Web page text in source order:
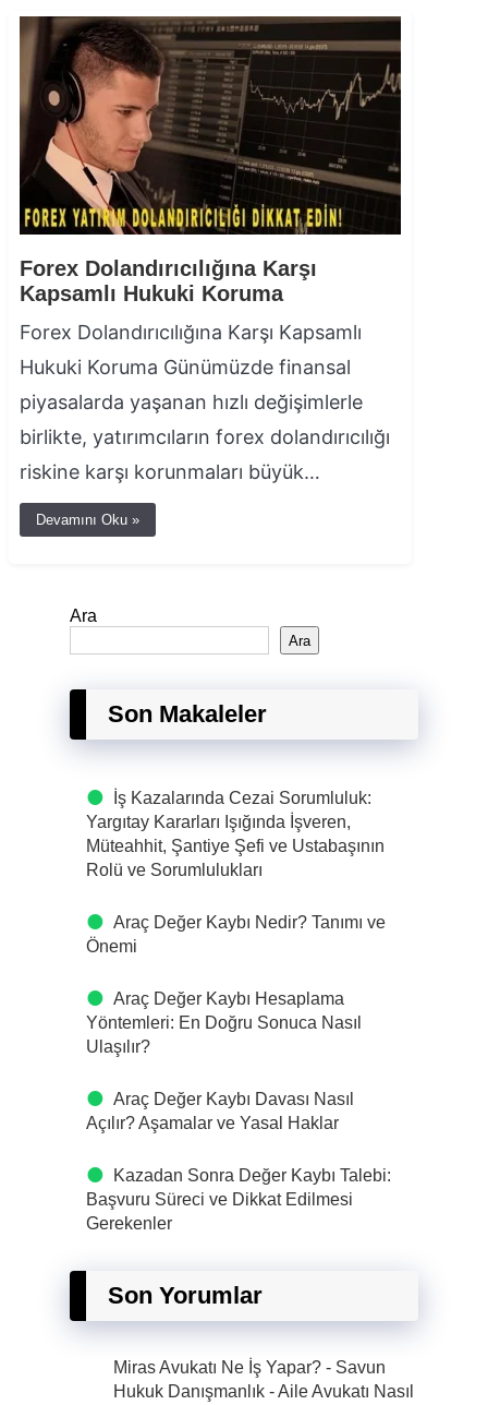
Forex Dolandırıcılığına Karşı
Kapsamlı Hukuki Koruma
Forex Dolandırıcılığına Karşı Kapsamlı
Hukuki Koruma Günümüzde finansal
piyasalarda yaşanan hızlı değişimlerle
birlikte, yatırımcıların forex dolandırıcılığı
riskine karşı korunmaları büyük…
Devamını Oku »
Ara
Ara
Son Makaleler
İş Kazalarında Cezai Sorumluluk:
Yargıtay Kararları Işığında İşveren,
Müteahhit, Şantiye Şefi ve Ustabaşının
Rolü ve Sorumlulukları
Araç Değer Kaybı Nedir? Tanımı ve
Önemi
Araç Değer Kaybı Hesaplama
Yöntemleri: En Doğru Sonuca Nasıl
Ulaşılır?
Araç Değer Kaybı Davası Nasıl
Açılır? Aşamalar ve Yasal Haklar
Kazadan Sonra Değer Kaybı Talebi:
Başvuru Süreci ve Dikkat Edilmesi
Gerekenler
Son Yorumlar
Miras Avukatı Ne İş Yapar? - Savun
Hukuk Danışmanlık -Aile Avukatı Nasıl